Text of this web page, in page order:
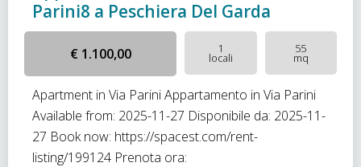
Parini8 a Peschiera Del Garda
€ 1.100,00 1
locali
55
mq
Apartment in Via Parini Appartamento in Via Parini
Available from: 2025-11-27 Disponibile da: 2025-11-
27 Book now: https://spacest.com/rent-
listing/199124 Prenota ora: